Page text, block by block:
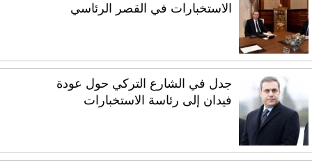
الاستخبارات في القصر الرئاسي
جدل في الشارع التركي حول عودة
فيدان إلى رئاسة الاستخبارات